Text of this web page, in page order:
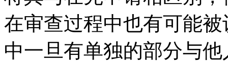
在审查过程中也有可能
中一旦有单独的部分与